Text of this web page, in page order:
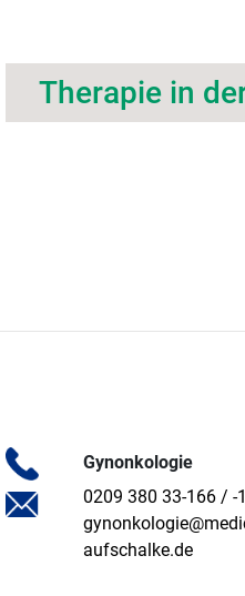
Therapie in
Gynonkologie
0209 380 33-166 / -
aufschalke.de